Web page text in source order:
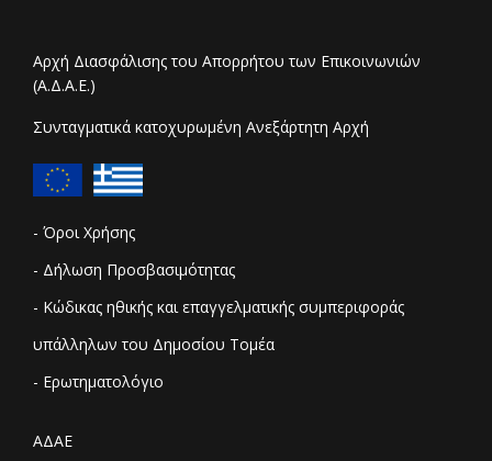
Αρχή Διασφάλισης του Απορρήτου των Επικοινωνιών
(Α.Δ.Α.Ε.)
Συνταγματικά κατοχυρωμένη Ανεξάρτητη Αρχή
- Όροι Χρήσης
- Δήλωση Προσβασιμότητας
- Κώδικας ηθικής και επαγγελματικής συμπεριφοράς
υπάλληλων του Δημοσίου Τομέα
- Ερωτηματολόγιο
ΑΔΑΕ